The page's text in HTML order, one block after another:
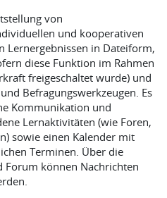
von
und kooperativen
Lernergebnissen in Dateiform,
diese Funktion im Rahmen
freigeschaltet wurde) und
Befragungswerkzeugen. Es
Kommunikation und
Lernaktivitäten (wie Foren,
sowie einen Kalender mit
Terminen. Über die
können Nachrichten